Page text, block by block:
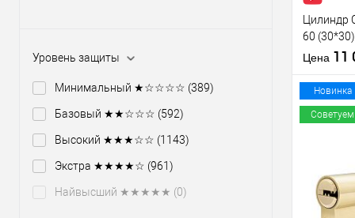
Уровень защиты
Минимальный ★☆☆☆☆ (389)
Базовый ★★☆☆☆ (592)
Высокий ★★★☆☆ (1143)
Экстра ★★★★☆ (961)
Найвысший ★★★★★ (0)
Уровень
Модель
сердцевины
Тип товара
Тип ключа
Цилиндр
60
ключа
Цена 11
клик
В
Новинка
Советуем